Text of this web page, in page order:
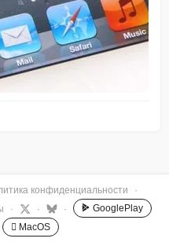
конфиденциальности
·
· · ·
GooglePlay
 MacOS